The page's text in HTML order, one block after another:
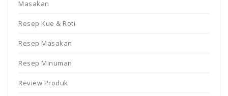
Masakan
Resep Kue & Roti
Resep Masakan
Resep Minuman
Review Produk